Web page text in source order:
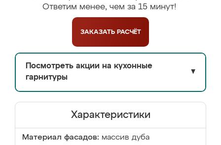
Ответим менее, чем за 15 минут!
ЗАКАЗАТЬ РАСЧЁТ
Посмотреть акции на кухонные
гарнитуры
▼
Характеристики
Материал фасадов: массив дуба